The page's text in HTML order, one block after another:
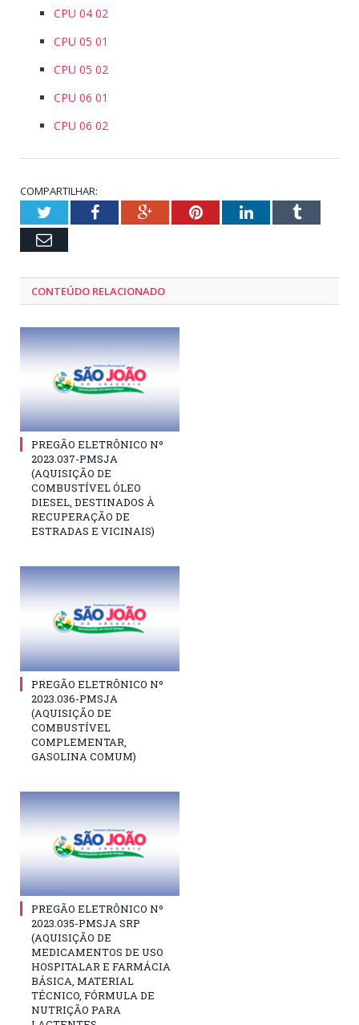
CPU 04 02
CPU 05 01
CPU 05 02
CPU 06 01
CPU 06 02
COMPARTILHAR:
TwitterFacebookGoogle+PinterestLinkedInTumblr
Email
CONTEÚDO RELACIONADO
PREGÃO ELETRÔNICO Nº
2023.037-PMSJA
(AQUISIÇÃO DE
COMBUSTÍVEL ÓLEO
DIESEL, DESTINADOS À
RECUPERAÇÃO DE
ESTRADAS E VICINAIS)
PREGÃO ELETRÔNICO Nº
2023.036-PMSJA
(AQUISIÇÃO DE
COMBUSTÍVEL
COMPLEMENTAR,
GASOLINA COMUM)
PREGÃO ELETRÔNICO Nº
2023.035-PMSJA SRP
(AQUISIÇÃO DE
MEDICAMENTOS DE USO
HOSPITALAR E FARMÁCIA
BÁSICA, MATERIAL
TÉCNICO, FÓRMULA DE
NUTRIÇÃO PARA